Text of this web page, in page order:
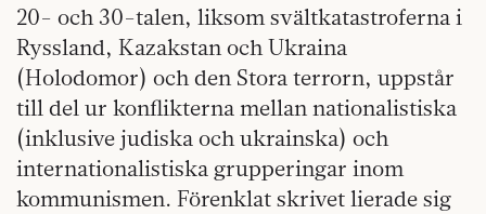
20- och 30-talen, liksom svältkatastroferna i
Ryssland, Kazakstan och Ukraina
(Holodomor) och den Stora terrorn, uppstår
till del ur konflikterna mellan nationalistiska
(inklusive judiska och ukrainska) och
internationalistiska grupperingar inom
kommunismen. Förenklat skrivet lierade sig